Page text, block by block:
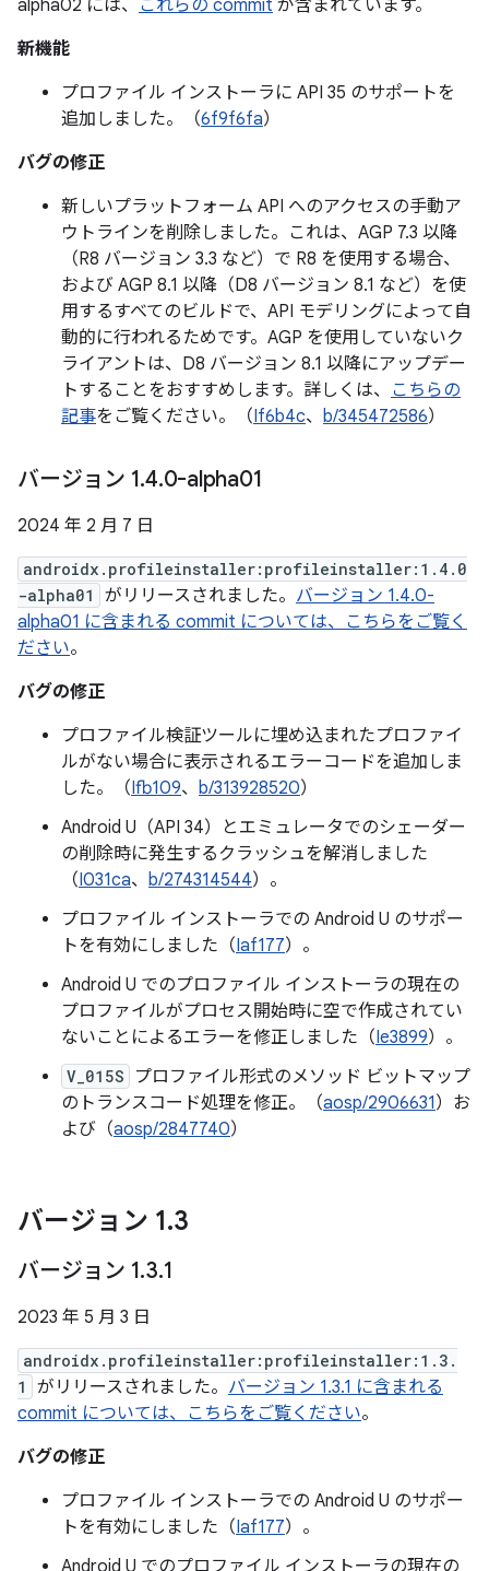
alpha02 には、 これらの commit が含まれています。
新機能
プロファイル インストーラに API 35 のサポートを
追加しました。（6f9f6fa）
バグの修正
新しいプラットフォーム API へのアクセスの手動ア
ウトラインを削除しました。これは、AGP 7.3 以降
（R8 バージョン 3.3 など）で R8 を使用する場合、
および AGP 8.1 以降（D8 バージョン 8.1 など）を使
用するすべてのビルドで、API モデリングによって自
動的に行われるためです。AGP を使用していないク
ライアントは、D8 バージョン 8.1 以降にアップデー
トすることをおすすめします。詳しくは、 こちらの
記事をご覧ください。（If6b4c、 b/345472586）
バージョン 1.4.0-alpha01
2024 年 2 月 7 日
androidx.profileinstaller:profileinstaller:1.4.0
-alpha01
がリリースされました。 バージョン 1.4.0-
alpha01 に含まれる commit については、こちらをご覧く
ださい。
バグの修正
プロファイル検証ツールに埋め込まれたプロファイ
ルがない場合に表示されるエラーコードを追加しま
した。（Ifb109、 b/313928520）
Android U（API 34）とエミュレータでのシェーダー
の削除時に発生するクラッシュを解消しました
（I031ca、 b/274314544）。
プロファイル インストーラでの Android U のサポー
トを有効にしました（Iaf177）。
Android U でのプロファイル インストーラの現在の
プロファイルがプロセス開始時に空で作成されてい
ないことによるエラーを修正しました（Ie3899）。
V_015S
プロファイル形式のメソッド ビットマップ
のトランスコード処理を修正。（aosp/2906631）お
よび（aosp/2847740）
バージョン 1.3
バージョン 1.3.1
2023 年 5 月 3 日
androidx.profileinstaller:profileinstaller:1.3.
1
がリリースされました。 バージョン 1.3.1 に含まれる
commit については、こちらをご覧ください。
バグの修正
プロファイル インストーラでの Android U のサポー
トを有効にしました（Iaf177）。
Android U でのプロファイル インストーラの現在の